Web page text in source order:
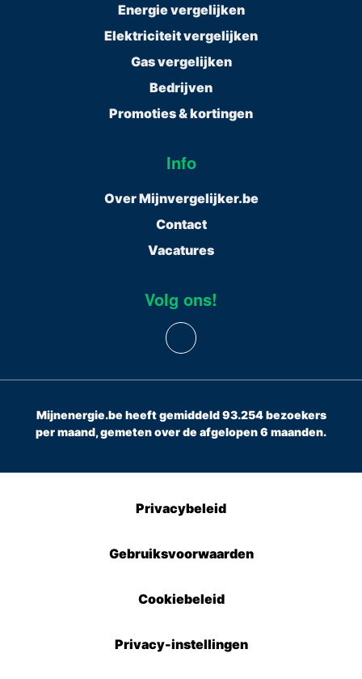
Energie vergelijken
Elektriciteit vergelijken
Gas vergelijken
Bedrijven
Promoties & kortingen
Info
Over Mijnvergelijker.be
Contact
Vacatures
Volg ons!
Mijnenergie.be heeft gemiddeld 93.254 bezoekers
per maand, gemeten over de afgelopen 6 maanden.
Privacybeleid
Gebruiksvoorwaarden
Cookiebeleid
Privacy-instellingen